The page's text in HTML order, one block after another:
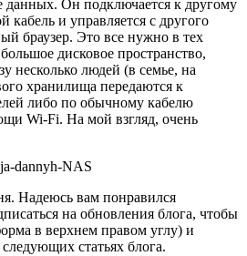
данных. Он подключается к другому
кабель и управляется с другого
браузер. Это все нужно в тех
большое дисковое пространство,
несколько людей (в семье, на
хранилища передаются к
либо по обычному кабелю
Wi-Fi. На мой взгляд, очень
Надеюсь вам понравился
на обновления блога, чтобы
в верхнем правом углу) и
статьях блога.